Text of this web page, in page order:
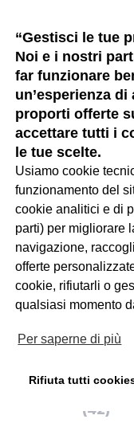
“Gestisci le tue
Noi e i nostri
far funzionare
un’esperienza
proporti offerte
accettare tutti i
le tue scelte.
Usiamo cookie
funzionamento del
cookie analitici e di
parti) per migliorare
navigazione,
offerte
cookie, rifiutarli o
qualsiasi momento
Per saperne di più
Rifiuta tutti
Neonati
Neonata 0-24
(40)
Neonato 0-24
(42)